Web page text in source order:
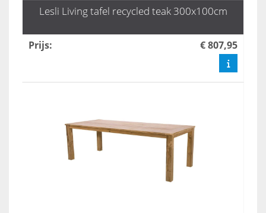
Lesli Living tafel recycled teak 300x100cm
Prijs: € 807,95